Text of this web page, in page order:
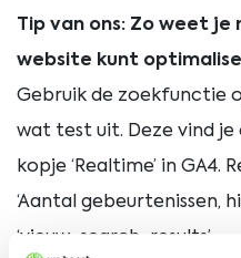
Tip van ons: Zo weet
website kunt
Gebruik de zoekfunctie
wat test uit. Deze vind
kopje ‘Realtime’ in
‘Aantal gebeurtenissen,
‘vieuw_search_results’.